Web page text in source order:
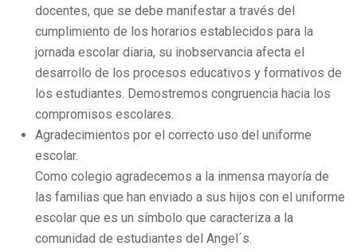
docentes, que se debe manifestar a través del
cumplimiento de los horarios establecidos para la
jornada escolar diaria, su inobservancia afecta el
desarrollo de los procesos educativos y formativos de
los estudiantes. Demostremos congruencia hacia los
compromisos escolares.
Agradecimientos por el correcto uso del uniforme
escolar.
Como colegio agradecemos a la inmensa mayoría de
las familias que han enviado a sus hijos con el uniforme
escolar que es un símbolo que caracteriza a la
comunidad de estudiantes del Angel´s.